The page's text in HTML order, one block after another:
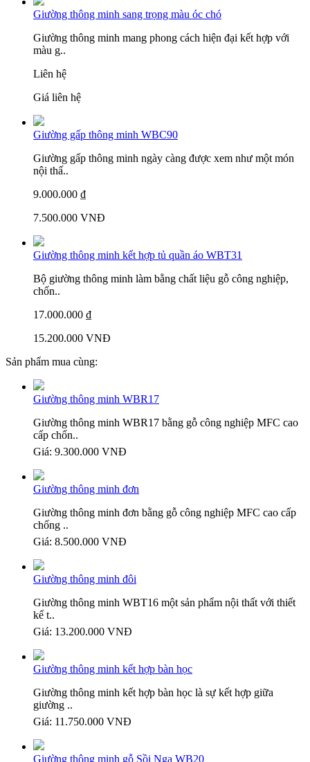
Giường thông minh sang trọng màu óc chó
Giường thông minh mang phong cách hiện đại kết hợp với
màu g..
Liên hệ
Giá liên hệ
Giường gấp thông minh WBC90
Giường gấp thông minh ngày càng được xem như một món
nội thấ..
9.000.000 ₫
7.500.000 VNĐ
Giường thông minh kết hợp tủ quần áo WBT31
Bộ giường thông minh làm bằng chất liệu gỗ công nghiệp,
chốn..
17.000.000 ₫
15.200.000 VNĐ
Sản phẩm mua cùng:
Giường thông minh WBR17
Giường thông minh WBR17 bằng gỗ công nghiệp MFC cao
cấp chốn..
Giá: 9.300.000 VNĐ
Giường thông minh đơn
Giường thông minh đơn bằng gỗ công nghiệp MFC cao cấp
chống ..
Giá: 8.500.000 VNĐ
Giường thông minh đôi
Giường thông minh WBT16 một sản phẩm nội thất với thiết
kế t..
Giá: 13.200.000 VNĐ
Giường thông minh kết hợp bàn học
Giường thông minh kết hợp bàn học là sự kết hợp giữa
giường ..
Giá: 11.750.000 VNĐ
Giường thông minh gỗ Sồi Nga WB20